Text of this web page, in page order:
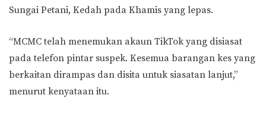
Sungai Petani, Kedah pada Khamis yang lepas.
“MCMC telah menemukan akaun TikTok yang disiasat
pada telefon pintar suspek. Kesemua barangan kes yang
berkaitan dirampas dan disita untuk siasatan lanjut,”
menurut kenyataan itu.